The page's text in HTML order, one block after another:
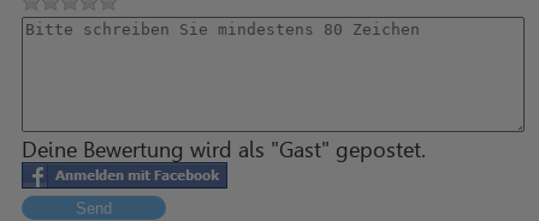
Deine Bewertung wird als "Gast" gepostet.
Send